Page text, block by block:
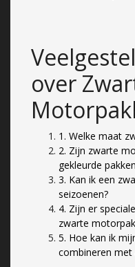
over
1. Welke maat
2. Zijn zwarte
gekleurde
3. Kan ik een
seizoenen?
4. Zijn er
zwarte
5. Hoe kan ik
combineren met